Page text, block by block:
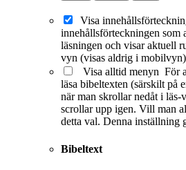
Visa
innehållsförteckningen som
läsningen och visar aktuell
vyn (visas aldrig i mobilvyn)
Visa alltid menyn För
läsa bibeltexten (särskilt på
när man skrollar nedåt i läs-
scrollar upp igen. Vill man
detta val. Denna inställning
Bibeltext